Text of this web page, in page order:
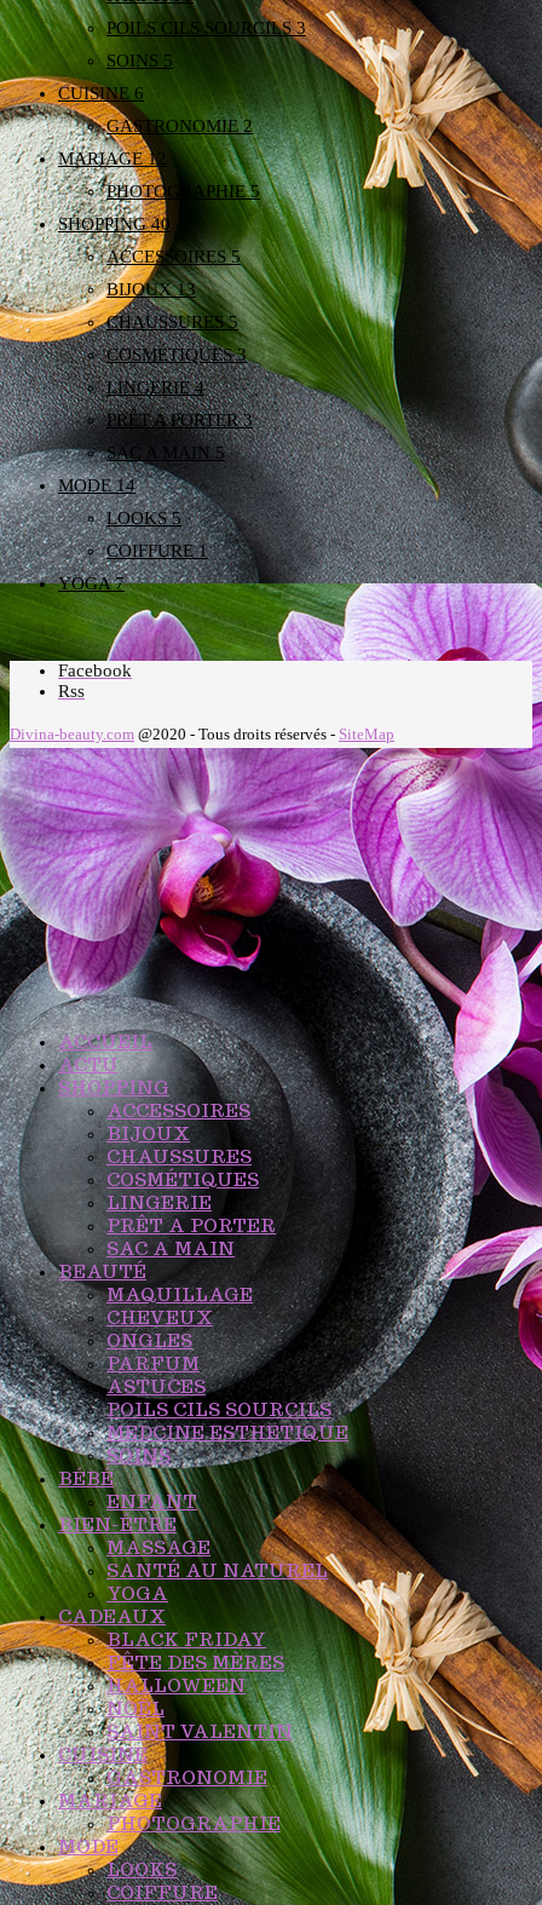
POILS CILS SOURCILS3
SOINS 5
CUISINE 6
GASTRONOMIE2
MARIAGE12
PHOTOGRAPHIE5
SHOPPING40
ACCESSOIRES5
BIJOUX13
CHAUSSURES5
COSMÉTIQUES3
LINGERIE4
PRÊT A PORTER3
SAC A MAIN 5
MODE14
LOOKS5
COIFFURE1
YOGA7
Facebook
Rss
Divina-beauty.com @2020 - Tous droits réservés - SiteMap
ACCUEIL
ACTU
SHOPPING
ACCESSOIRES
BIJOUX
CHAUSSURES
COSMÉTIQUES
LINGERIE
PRÊT A PORTER
SAC A MAIN
BEAUTÉ
MAQUILLAGE
CHEVEUX
ONGLES
PARFUM
ASTUCES
POILS CILS SOURCILS
MEDCINE ESTHETIQUE
SOINS
BÉBÉ
ENFANT
BIEN-ÊTRE
MASSAGE
SANTÉ AU NATUREL
YOGA
CADEAUX
BLACK FRIDAY
FÊTE DES MÈRES
HALLOWEEN
NOËL
SAINT VALENTIN
CUISINE
GASTRONOMIE
MARIAGE
PHOTOGRAPHIE
MODE
LOOKS
COIFFURE